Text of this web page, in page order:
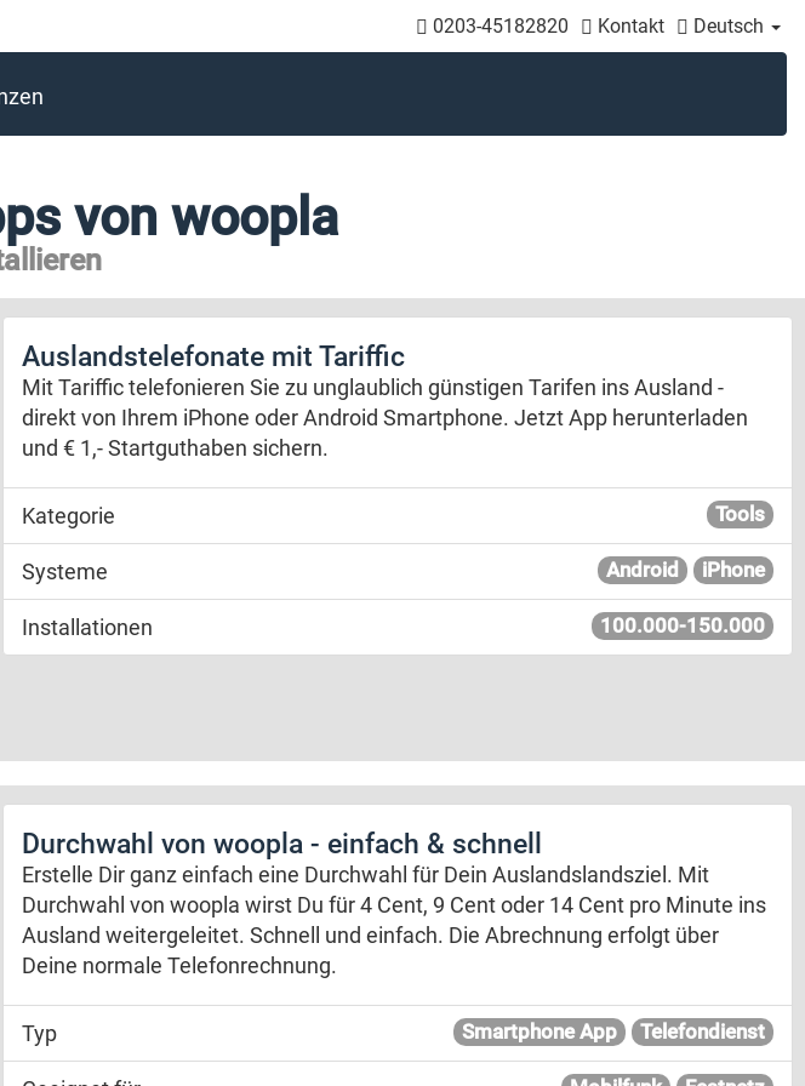
Deutsch
Kontakt
0203-45182820
von woopla
Auslandstelefonate mit Tariffic
Mit Tariffic telefonieren Sie zu unglaublich günstigen Tarifen ins Ausland -
direkt von Ihrem iPhone oder Android Smartphone. Jetzt App herunterladen
und € 1,- Startguthaben sichern.
Tools
Kategorie
iPhone
Android
Systeme
100.000-150.000
Installationen
Durchwahl von woopla - einfach & schnell
Erstelle Dir ganz einfach eine Durchwahl für Dein Auslandslandsziel. Mit
Durchwahl von woopla wirst Du für 4 Cent, 9 Cent oder 14 Cent pro Minute ins
Ausland weitergeleitet. Schnell und einfach. Die Abrechnung erfolgt über
Deine normale Telefonrechnung.
Telefondienst
Smartphone App
Typ